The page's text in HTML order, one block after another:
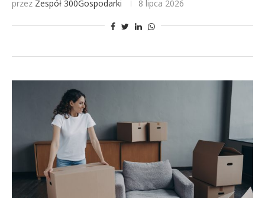
przez Zespół 300Gospodarki 8 lipca 2026